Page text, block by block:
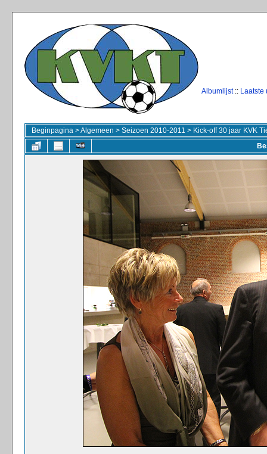
Albumlijst:: Laatste
Beginpagina >Algemeen > Seizoen 2010-2011 > Kick-off 30 jaar KVK